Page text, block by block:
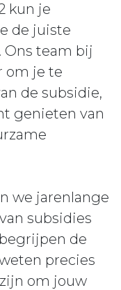
kun je
de juiste
Ons team bij
om je te
de subsidie,
genieten van
we jarenlange
subsidies
de
precies
om jouw